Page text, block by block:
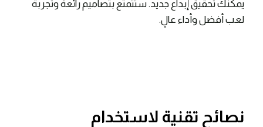
يمكنك تحقيق إبداع جديد. ستتمتع بتصاميم رائعة وتجربة
لعب أفضل وأداء عالٍ.
نصائح تقنية لاستخدام